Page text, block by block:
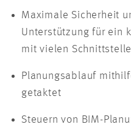
Maximale Sicherheit
Unterstützung für ein
mit vielen
Planungsablauf
getaktet
Steuern von BIM-